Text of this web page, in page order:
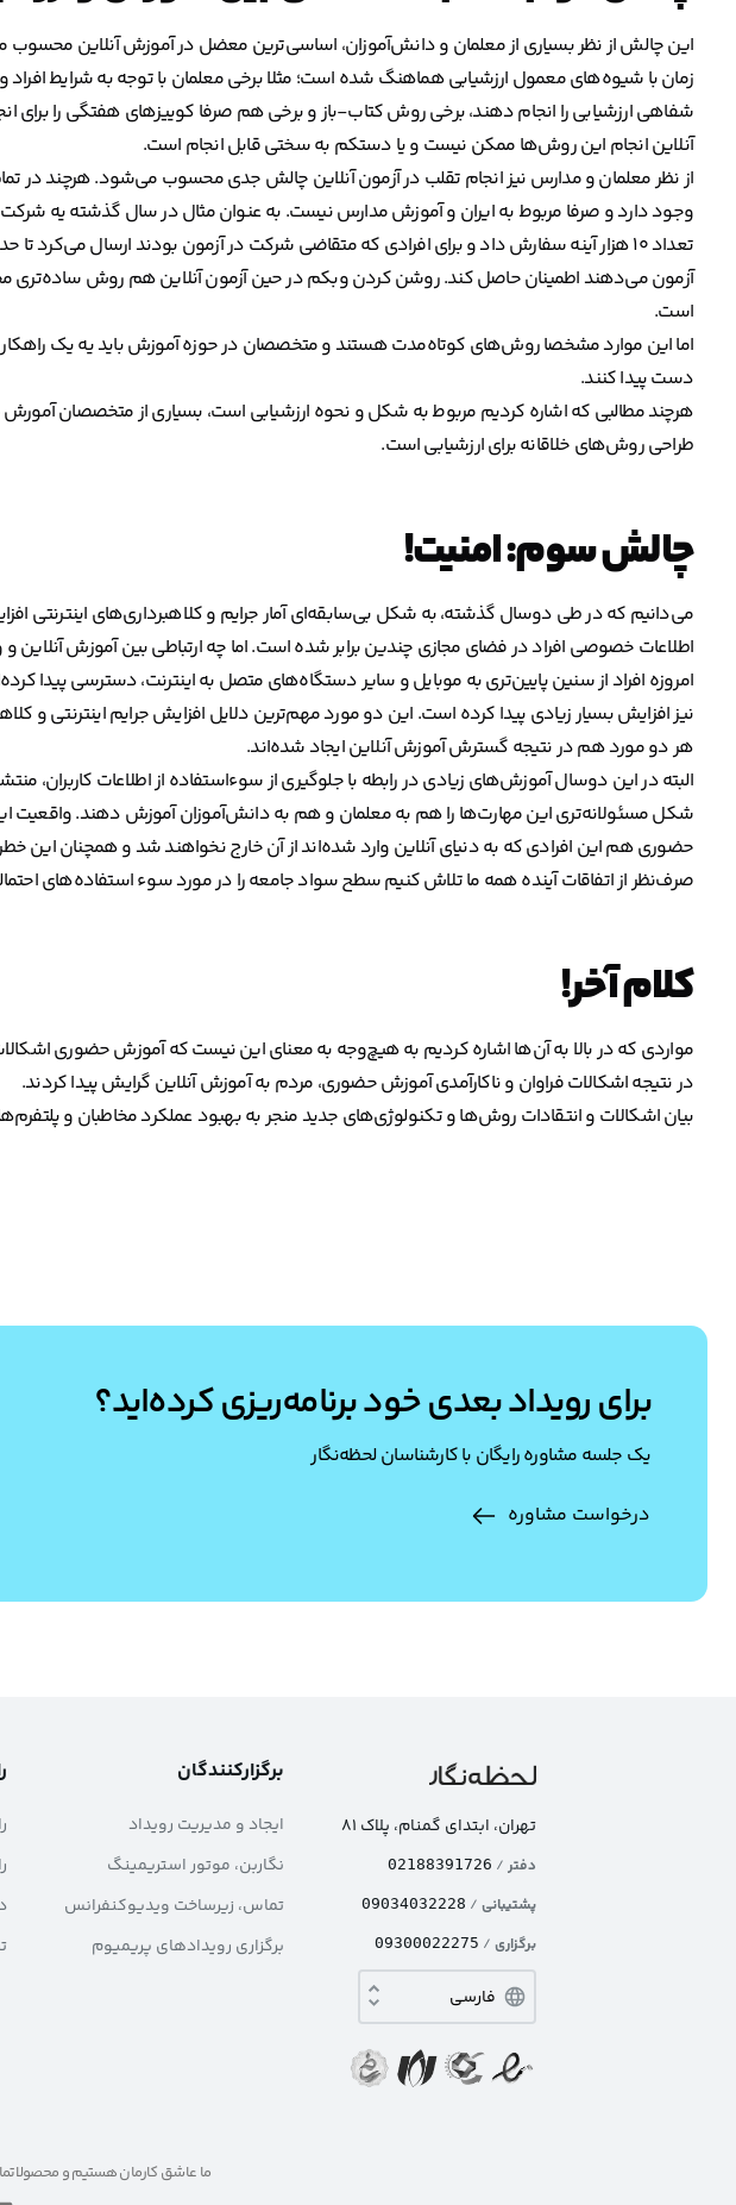
این چالش از نظر بسیاری از معلمان و دانش‌آموزان، اساسی‌ترین معضل در آموزش آنلاین
زمان با شیوه‌های معمول ارزشیابی هماهنگ شده است؛ مثلا برخی معلمان با توجه به شرایط
شفاهی ارزشیابی را انجام دهند، برخی روش کتاب-باز و برخی هم صرفا کوییزهای هفتگی را برای
آنلاین انجام این روش‌ها ممکن نیست و یا دستکم به سختی قابل انجام است.
از نظر معلمان و مدارس نیز انجام تقلب در آزمون آنلاین چالش جدی محسوب می‌شود. هرچند در
وجود دارد و صرفا مربوط به ایران و آموزش مدارس نیست. به عنوان مثال در سال گذشته یه شرکت
تعداد ۱۰ هزار آینه سفارش داد و برای افرادی که متقاضی شرکت در آزمون بودند ارسال می‌کرد
آزمون می‌دهند اطمینان حاصل کند. روشن کردن وبکم در حین آزمون آنلاین هم روش
است.
اما این موارد مشخصا روش‌های کوتاه‌مدت هستند و متخصصان در حوزه آموزش باید یه یک راهکار
دست پیدا کنند.
هرچند مطالبی که اشاره کردیم مربوط به شکل و نحوه ارزشیابی است، بسیاری از متخصصان آمورش
طراحی روش‌های خلاقانه برای ارزشیابی است.
چالش سوم: امنیت!
می‌دانیم که در طی دوسال گذشته، به شکل بی‌سابقه‌ای آمار جرایم و کلاهبرداری‌های اینترنتی
اطلاعات خصوصی افراد در فضای مجازی چندین برابر شده است. اما چه ارتباطی بین آموزش آنلاین
امروزه افراد از سنین پایین‌تری به موبایل و سایر دستگاه‌های متصل به اینترنت، دسترسی پیدا
نیز افزایش بسیار زیادی پیدا کرده است. این دو مورد مهم‌ترین دلایل افزایش جرایم اینترنتی
هر دو مورد هم در نتیجه گسترش آموزش آنلاین ایجاد شده‌اند.
البته در این دوسال آموزش‌های زیادی در رابطه با جلوگیری از سوء‌استفاده از اطلاعات
شکل مسئولانه‌تری این مهارت‌ها را هم به معلمان و هم به دانش‌آموزان آموزش دهند. واقعیت
حضوری هم این افرادی که به دنیای آنلاین وارد شده‌اند از آن خارج نخواهند شد و همچنان این خطر
صرف‌نظر از اتفاقات آینده همه ما تلاش کنیم سطح سواد جامعه را در مورد سوء‌ استفاده‌های
کلام آخر!
مواردی که در بالا به آن‌ها اشاره کردیم به هیچ‌وجه به معنای این نیست که آموزش حضوری
در نتیجه اشکالات فراوان و ناکارآمدی آموزش حضوری، مردم به آموزش آنلاین گرایش پیدا کردند.
بیان اشکالات و انتقادات روش‌ها و تکنولوژی‌های جدید منجر به بهبود عملکرد مخاطبان و
برای رویداد بعدی خود برنامه‌ریزی کرده‌اید؟
یک جلسه مشاوره رایگان با کارشناسان لحظه‌نگار
درخواست مشاوره
تهران، ابتدای گمنام، پلاک ۸۱
دفتر /
02188391726
پشتیبانی /
09034032228
برگزاری /
09300022275
برگزارکنندگان
ایجاد و مدیریت رویداد
نگاربن، موتور استریمینگ
تماس، زیرساخت ویدیوکنفرانس
برگزاری رویدادهای پریمیوم
ما عاشق کارمان هستیم و